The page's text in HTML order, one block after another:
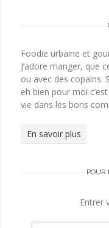
Foodie urbaine et
J’adore manger, que
ou avec des copains.
eh bien pour moi
vie dans les bons
En savoir plus
POUR
Entrer